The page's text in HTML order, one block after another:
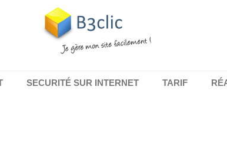
SECURITÉ SUR INTERNET TARIF